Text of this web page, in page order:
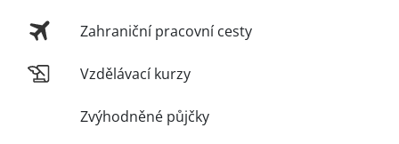
Zahraniční pracovní cesty
Vzdělávací kurzy
Zvýhodněné půjčky